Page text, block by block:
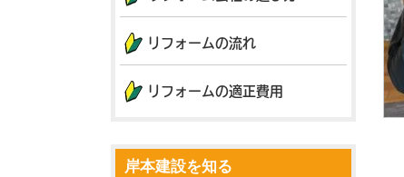
リフォームの流れ
リフォームの適正費用
岸本建設を知る